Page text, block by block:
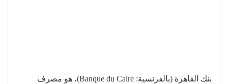
بنك القاهرة (بالفرنسية: Banque du Caire)، هو مصرف